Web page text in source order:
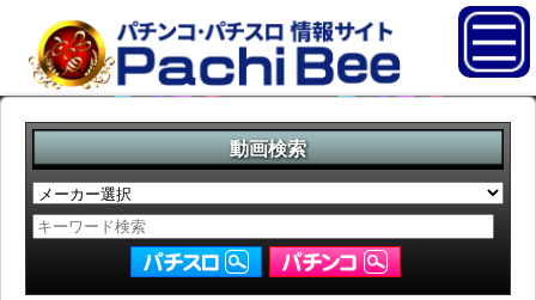
動画検索